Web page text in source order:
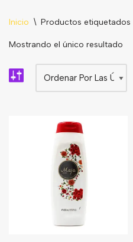
Mascarilla facial
Edulcorante
Inicio \ Productos etiquetados
Mostrando el único resultado